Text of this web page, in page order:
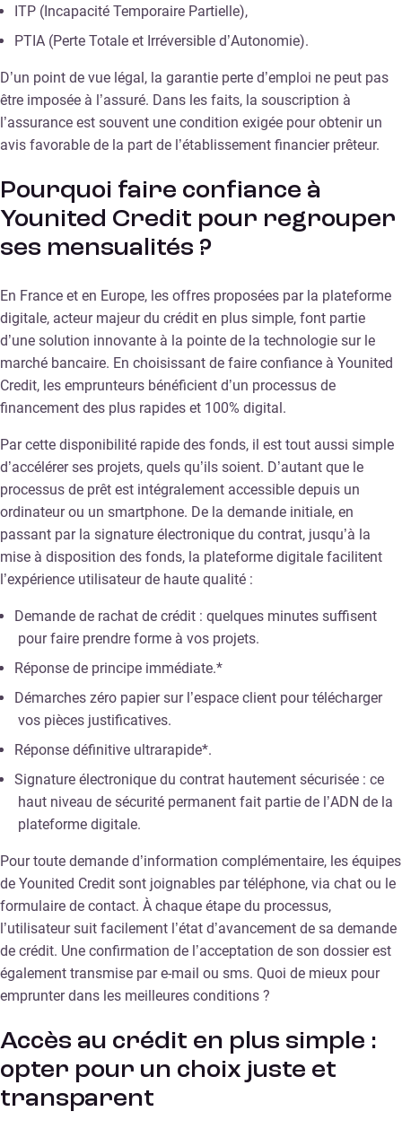
ITP (Incapacité Temporaire Partielle),
PTIA (Perte Totale et Irréversible d’Autonomie).
D’un point de vue légal, la garantie perte d’emploi ne peut pas
être imposée à l’assuré. Dans les faits, la souscription à
l’assurance est souvent une condition exigée pour obtenir un
avis favorable de la part de l’établissement financier prêteur.
Pourquoi faire confiance à
Younited Credit pour regrouper
ses mensualités ?
En France et en Europe, les offres proposées par la plateforme
digitale, acteur majeur du crédit en plus simple, font partie
d’une solution innovante à la pointe de la technologie sur le
marché bancaire. En choisissant de faire confiance à Younited
Credit, les emprunteurs bénéficient d’un processus de
financement des plus rapides et 100% digital.
Par cette disponibilité rapide des fonds, il est tout aussi simple
d’accélérer ses projets, quels qu’ils soient. D’autant que le
processus de prêt est intégralement accessible depuis un
ordinateur ou un smartphone. De la demande initiale, en
passant par la signature électronique du contrat, jusqu’à la
mise à disposition des fonds, la plateforme digitale facilitent
l’expérience utilisateur de haute qualité :
Demande de rachat de crédit : quelques minutes suffisent
pour faire prendre forme à vos projets.
Réponse de principe immédiate.*
Démarches zéro papier sur l’espace client pour télécharger
vos pièces justificatives.
Réponse définitive ultrarapide*.
Signature électronique du contrat hautement sécurisée : ce
haut niveau de sécurité permanent fait partie de l’ADN de la
plateforme digitale.
Pour toute demande d’information complémentaire, les équipes
de Younited Credit sont joignables par téléphone, via chat ou le
formulaire de contact. À chaque étape du processus,
l’utilisateur suit facilement l’état d’avancement de sa demande
de crédit. Une confirmation de l’acceptation de son dossier est
également transmise par e-mail ou sms. Quoi de mieux pour
emprunter dans les meilleures conditions ?
Accès au crédit en plus simple :
opter pour un choix juste et
transparent